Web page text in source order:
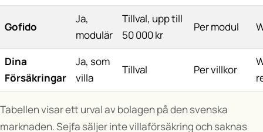
Gofido
Ja,
modulär
Tillval, upp till
50 000 kr
Per modul
Dina
Försäkringar
Ja, som
villa
Tillval Per villkor
Tabellen visar ett urval av bolagen på den svenska
marknaden. Sejfa säljer inte villaförsäkring och saknas